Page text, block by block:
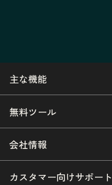
主な機能
無料ツール
会社情報
カスタマー向けサポート